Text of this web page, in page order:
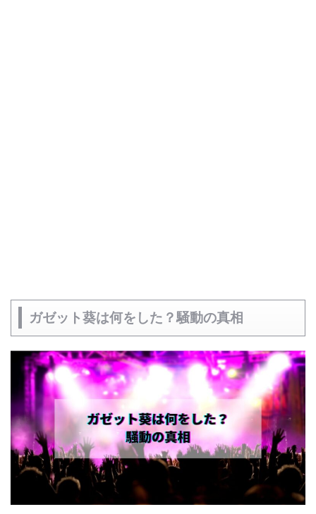
ガゼット葵は何をした？騒動の真相